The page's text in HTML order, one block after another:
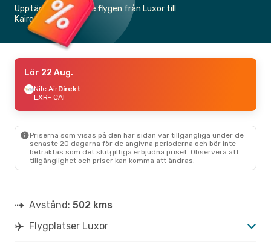
Upptäck de billigaste flygen från Luxor till
Kairo
Lör 22 Aug.
Nile AirDirekt
LXR- CAI
Priserna som visas på den här sidan var tillgängliga under de
senaste 20 dagarna för de angivna perioderna och bör inte
betraktas som det slutgiltiga erbjudna priset. Observera att
tillgänglighet och priser kan komma att ändras.
Avstånd: 502 kms
Flygplatser Luxor